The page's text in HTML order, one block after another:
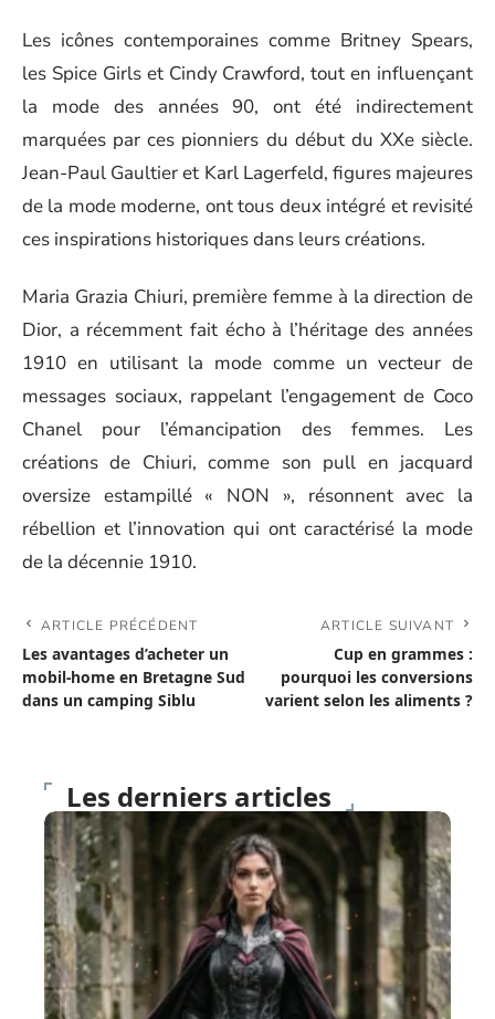
Les icônes contemporaines comme Britney Spears,
les Spice Girls et Cindy Crawford, tout en influençant
la mode des années 90, ont été indirectement
marquées par ces pionniers du début du XXe siècle.
Jean-Paul Gaultier et Karl Lagerfeld, figures majeures
de la mode moderne, ont tous deux intégré et revisité
ces inspirations historiques dans leurs créations.
Maria Grazia Chiuri, première femme à la direction de
Dior, a récemment fait écho à l’héritage des années
1910 en utilisant la mode comme un vecteur de
messages sociaux, rappelant l’engagement de Coco
Chanel pour l’émancipation des femmes. Les
créations de Chiuri, comme son pull en jacquard
oversize estampillé « NON », résonnent avec la
rébellion et l’innovation qui ont caractérisé la mode
de la décennie 1910.
ARTICLE PRÉCÉDENT
Les avantages d’acheter un
mobil-home en Bretagne Sud
dans un camping Siblu
ARTICLE SUIVANT
Cup en grammes :
pourquoi les conversions
varient selon les aliments ?
Les derniers articles